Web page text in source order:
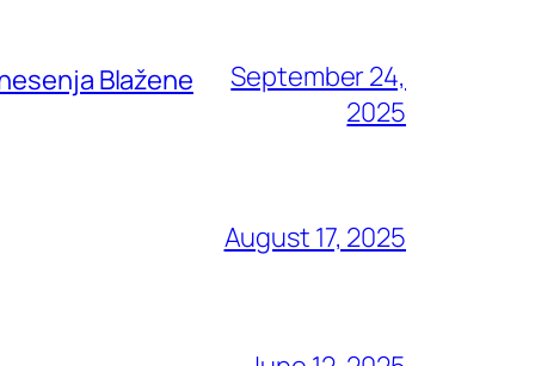
Blažene
September 24,
2025
August 17, 2025